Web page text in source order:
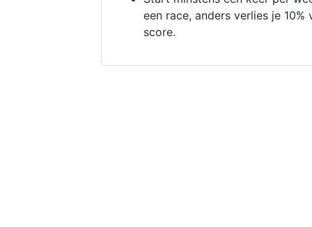
een race, anders verlies je 10%
score.